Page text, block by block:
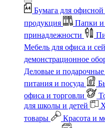
Бумага для
продукция
Папки и
принадлежности
Мебель для офиса и
демонстрационное
Деловые и подарочные
питания и посуда
офиса и торговли
для школы и детей
товары
Красота и